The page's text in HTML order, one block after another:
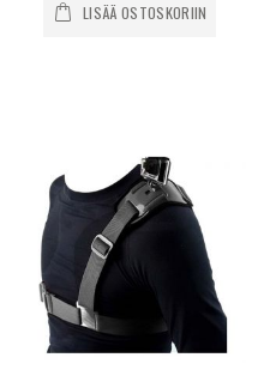
LISÄÄ OSTOSKORIIN